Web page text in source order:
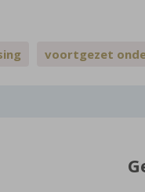
voortgezet